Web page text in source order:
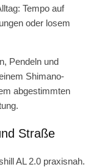
Tempo auf
oder losem
Pendeln und
Shimano-
abgestimmten
Straße
AL 2.0 praxisnah.